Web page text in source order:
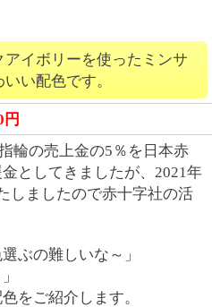
イボリーを使ったミンサ
い配色です。
円
輪の売上金の5％を日本赤
としてきましたが、2021年
しましたので赤十字社の活
ぶの難しいな～」
をご紹介します。